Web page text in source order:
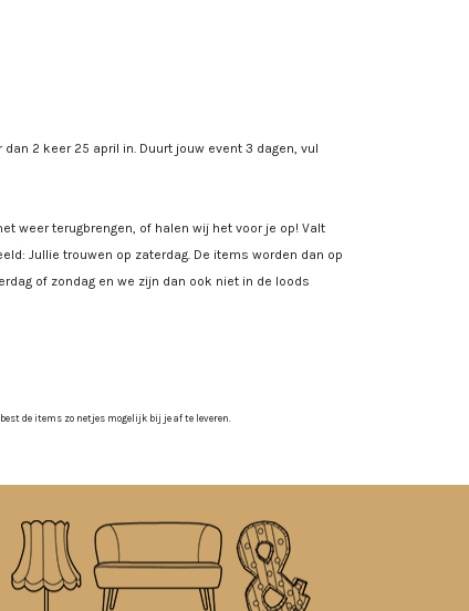
2 keer 25 april in. Duurt jouw event 3 dagen, vul
weer terugbrengen, of halen wij het voor je op! Valt
Jullie trouwen op zaterdag. De items worden dan op
of zondag en we zijn dan ook niet in de loods
de items zo netjes mogelijk bij je af te leveren.